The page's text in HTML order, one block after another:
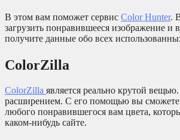
В этом вам поможет сервис Color Hunter.
загрузить понравившееся изображение и
получите данные обо всех
ColorZilla
ColorZilla является реально крутой
расширением. С его помощью вы сможете
любого понравившегося вам цвета,
каком-нибудь сайте.